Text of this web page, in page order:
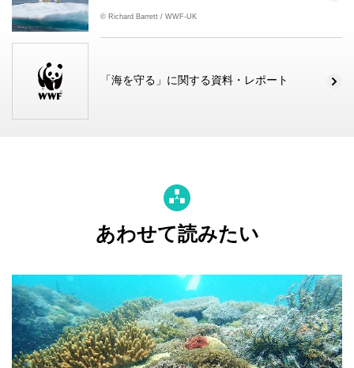
© Richard Barrett / WWF-UK
「海を守る」に関する資料・レポート
あわせて読みたい